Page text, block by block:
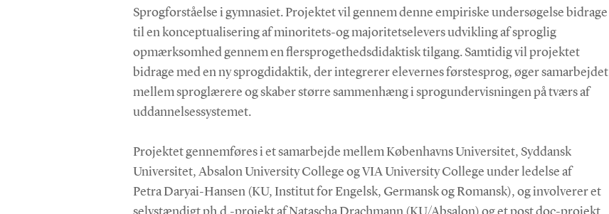
Sprogforståelse i gymnasiet. Projektet vil gennem denne empiriske undersøgelse bidrage
til en konceptualisering af minoritets-og majoritetselevers udvikling af sproglig
opmærksomhed gennem en flersprogethedsdidaktisk tilgang. Samtidig vil projektet
bidrage med en ny sprogdidaktik, der integrerer elevernes førstesprog, øger samarbejdet
mellem sproglærere og skaber større sammenhæng i sprogundervisningen på tværs af
uddannelsessystemet.
Projektet gennemføres i et samarbejde mellem Københavns Universitet, Syddansk
Universitet, Absalon University College og VIA University College under ledelse af
Petra Daryai-Hansen (KU, Institut for Engelsk, Germansk og Romansk), og involverer et